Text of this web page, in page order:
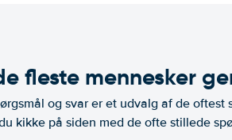
fleste mennesker
og svar er et udvalg af de
kikke på siden med de ofte stillede